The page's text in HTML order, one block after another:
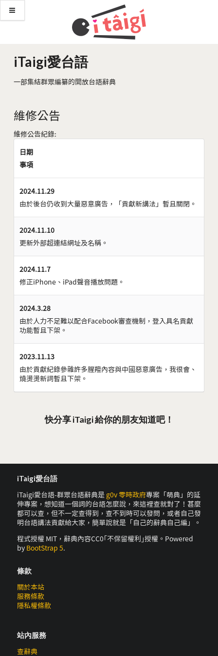
iTaigi愛台語
一部集結群眾編纂的開放台語辭典
維修公告
維修公告紀錄:
日期
事項
2024.11.29
由於後台仍收到大量惡意廣告，「貢獻新講法」暫且關閉。
2024.11.10
更新外部超連結網址及名稱。
2024.11.7
修正iPhone、iPad聲音播放問題。
2024.3.28
由於人力不足難以配合Facebook審查機制，登入具名貢獻
功能暫且下架。
2023.11.13
由於貢獻紀錄參雜許多腥羶內容與中國惡意廣告，我很會、
燒燙燙新詞暫且下架。
快分享 iTaigi 給你的朋友知道吧！
iTaigi愛台語
iTaigi愛台語-群眾台語辭典是 g0v 零時政府專案「萌典」的延
伸專案，想知道一個詞的台語怎麼說，來這裡查就對了！甚麼
都可以查，但不一定查得到，查不到時可以發問，或者自己發
明台語講法貢獻給大家，簡單說就是「自己的辭典自己編」。
程式授權 MIT，辭典內容CC0｢不保留權利｣授權。Powered
by BootStrap 5.
條款
關於本站
服務條款
隱私權條款
站內服務
查辭典